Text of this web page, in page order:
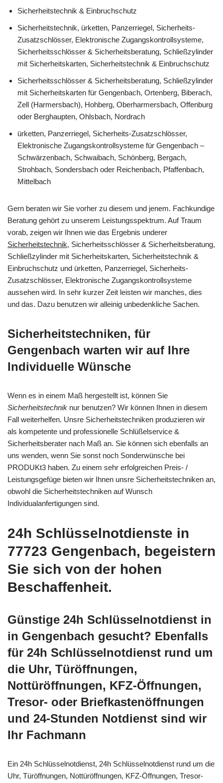
Sicherheitstechnik & Einbruchschutz
Sicherheitstechnik, ürketten, Panzerriegel, Sicherheits-
Zusatzschlösser, Elektronische Zugangskontrollsysteme,
Sicherheitsschlösser & Sicherheitsberatung, Schließzylinder
mit Sicherheitskarten, Sicherheitstechnik & Einbruchschutz
Sicherheitsschlösser & Sicherheitsberatung, Schließzylinder
mit Sicherheitskarten für Gengenbach, Ortenberg, Biberach,
Zell (Harmersbach), Hohberg, Oberharmersbach, Offenburg
oder Berghaupten, Ohlsbach, Nordrach
ürketten, Panzerriegel, Sicherheits-Zusatzschlösser,
Elektronische Zugangskontrollsysteme für Gengenbach –
Schwärzenbach, Schwaibach, Schönberg, Bergach,
Strohbach, Sondersbach oder Reichenbach, Pfaffenbach,
Mittelbach
Gern beraten wir Sie vorher zu diesem und jenem. Fachkundige
Beratung gehört zu unserem Leistungsspektrum. Auf Traum
vorab, zeigen wir Ihnen wie das Ergebnis underer
Sicherheitstechnik, Sicherheitsschlösser & Sicherheitsberatung,
Schließzylinder mit Sicherheitskarten, Sicherheitstechnik &
Einbruchschutz und ürketten, Panzerriegel, Sicherheits-
Zusatzschlösser, Elektronische Zugangskontrollsysteme
aussehen wird. In sehr kurzer Zeit leisten wir manches, dies
und das. Dazu benutzen wir alleinig unbedenkliche Sachen.
Sicherheitstechniken, für
Gengenbach warten wir auf Ihre
Individuelle Wünsche
Wenn es in einem Maß hergestellt ist, können Sie
Sicherheitstechnik nur benutzen? Wir können Ihnen in diesem
Fall weiterhelfen. Unsre Sicherheitstechniken produzieren wir
als kompetente und professionelle Schlüßelservice &
Sicherheitsberater nach Maß an. Sie können sich ebenfalls an
uns wenden, wenn Sie sonst noch Sonderwünsche bei
PRODUKt3 haben. Zu einem sehr erfolgreichen Preis- /
Leistungsgefüge bieten wir Ihnen unsre Sicherheitstechniken an,
obwohl die Sicherheitstechniken auf Wunsch
Individualanfertigungen sind.
24h Schlüsselnotdienste in
77723 Gengenbach, begeistern
Sie sich von der hohen
Beschaffenheit.
Günstige 24h Schlüsselnotdienst in
in Gengenbach gesucht? Ebenfalls
für 24h Schlüsselnotdienst rund um
die Uhr, Türöffnungen,
Nottüröffnungen, KFZ-Öffnungen,
Tresor- oder Briefkastenöffnungen
und 24-Stunden Notdienst sind wir
Ihr Fachmann
Ein 24h Schlüsselnotdienst, 24h Schlüsselnotdienst rund um die
Uhr, Türöffnungen, Nottüröffnungen, KFZ-Öffnungen, Tresor-